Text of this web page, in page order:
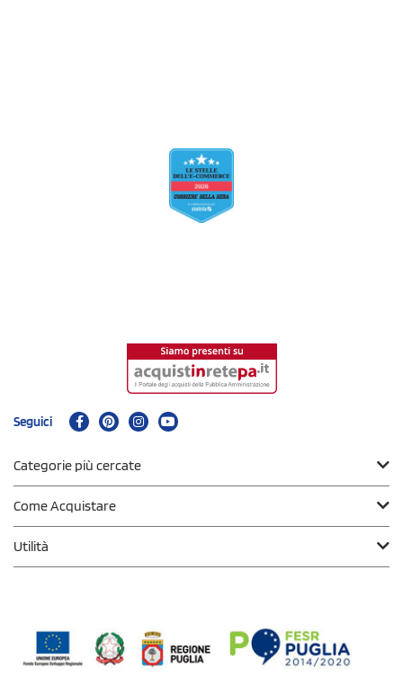
Seguici
Categorie più cercate
Come Acquistare
Utilità